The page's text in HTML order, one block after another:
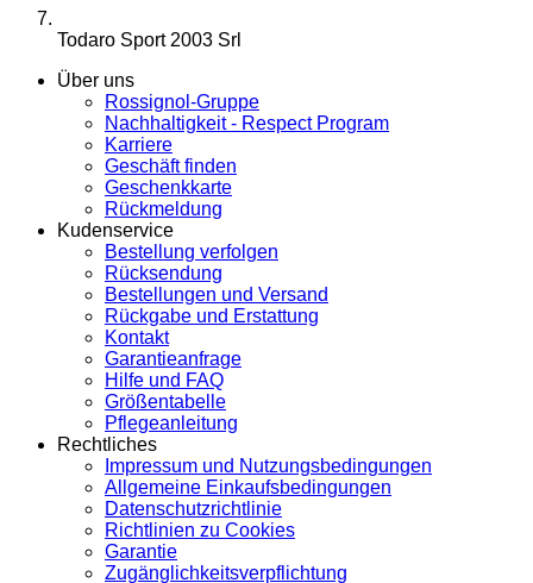
Todaro Sport 2003 Srl
Über uns
Rossignol-Gruppe
Nachhaltigkeit - Respect Program
Karriere
Geschäft finden
Geschenkkarte
Rückmeldung
Kudenservice
Bestellung verfolgen
Rücksendung
Bestellungen und Versand
Rückgabe und Erstattung
Kontakt
Garantieanfrage
Hilfe und FAQ
Größentabelle
Pflegeanleitung
Rechtliches
Impressum und Nutzungsbedingungen
Allgemeine Einkaufsbedingungen
Datenschutzrichtlinie
Richtlinien zu Cookies
Garantie
Zugänglichkeitsverpflichtung